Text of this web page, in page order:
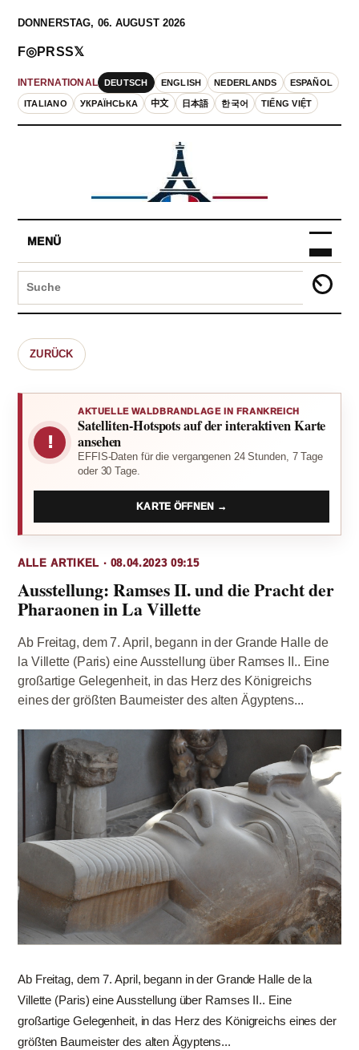
DONNERSTAG, 06. AUGUST 2026
INTERNATIONAL DEUTSCH ENGLISH NEDERLANDS ESPAÑOL
ITALIANO УКРАЇНСЬКА 中文 日本語 한국어 TIẾNG VIỆT
F◎PRSS𝕏
MENÜ
ZURÜCK
!
AKTUELLE WALDBRANDLAGE IN FRANKREICH
Satelliten-Hotspots auf der interaktiven Karte
ansehen
EFFIS-Daten für die vergangenen 24 Stunden, 7 Tage
oder 30 Tage.
KARTE ÖFFNEN →
ALLE ARTIKEL · 08.04.2023 09:15
Ausstellung: Ramses II. und die Pracht der
Pharaonen in La Villette
Ab Freitag, dem 7. April, begann in der Grande Halle de
la Villette (Paris) eine Ausstellung über Ramses II.. Eine
großartige Gelegenheit, in das Herz des Königreichs
eines der größten Baumeister des alten Ägyptens...
Ab Freitag, dem 7. April, begann in der Grande Halle de la
Villette (Paris) eine Ausstellung über Ramses II.. Eine
großartige Gelegenheit, in das Herz des Königreichs eines der
größten Baumeister des alten Ägyptens...